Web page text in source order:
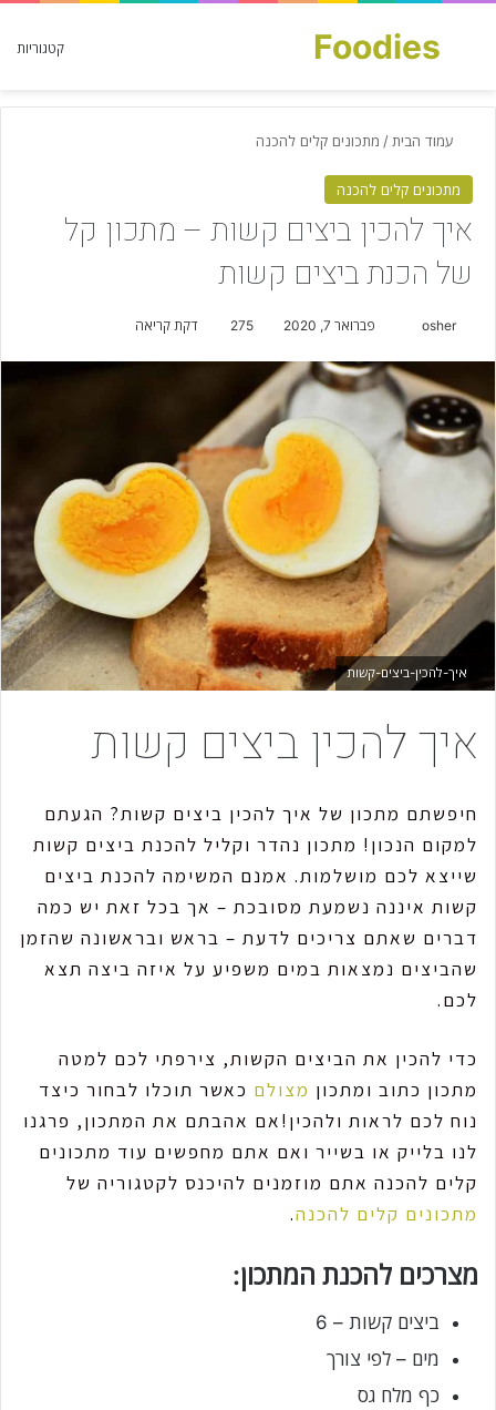
קטגוריות Foodies
חפש עבור
עמוד הבית / מתכונים קלים להכנה
מתכונים קלים להכנה
איך להכין ביצים קשות – מתכון קל
של הכנת ביצים קשות
osher
n
d
a
a
i
פברואר 7, 2020 275 דקת קריאה
איך-להכין-ביצים-קשות
איך להכין ביצים קשות
חיפשתם מתכון של איך להכין ביצים קשות? הגעתם
למקום הנכון! מתכון נהדר וקליל להכנת ביצים קשות
שייצא לכם מושלמות. אמנם המשימה להכנת ביצים
קשות איננה נשמעת מסובכת – אך בכל זאת יש כמה
דברים שאתם צריכים לדעת – בראש ובראשונה שהזמן
שהביצים נמצאות במים משפיע על איזה ביצה תצא
לכם.
כדי להכין את הביצים הקשות, צירפתי לכם למטה
מתכון כתוב ומתכון מצולם כאשר תוכלו לבחור כיצד
נוח לכם לראות ולהכין!אם אהבתם את המתכון, פרגנו
לנו בלייק או בשייר ואם אתם מחפשים עוד מתכונים
קלים להכנה אתם מוזמנים להיכנס לקטגוריה של
מתכונים קלים להכנה.
מצרכים להכנת המתכון:
ביצים קשות – 6
מים – לפי צורך
כף מלח גס